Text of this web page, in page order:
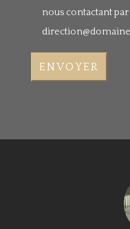
nous contactant